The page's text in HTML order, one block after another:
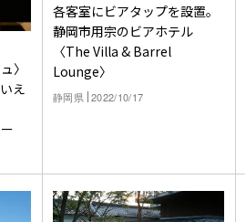
〉
え
各客室にビアタップを設置。
静岡市用宗のビアホテル
〈The Villa & Barrel
Lounge〉
静岡県 2022/10/17